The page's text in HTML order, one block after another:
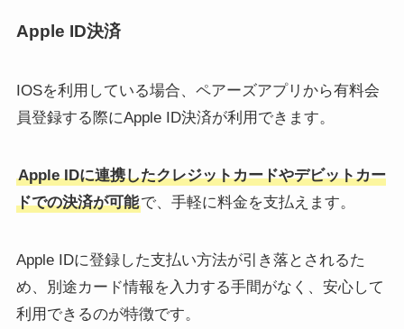
Apple ID決済
IOSを利用している場合、ペアーズアプリから有料会
員登録する際にApple ID決済が利用できます。
Apple IDに連携したクレジットカードやデビットカー
ドでの決済が可能で、手軽に料金を支払えます。
Apple IDに登録した支払い方法が引き落とされるた
め、別途カード情報を入力する手間がなく、安心して
利用できるのが特徴です。